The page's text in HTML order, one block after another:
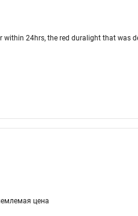
within 24hrs, the red duralight that was
цена